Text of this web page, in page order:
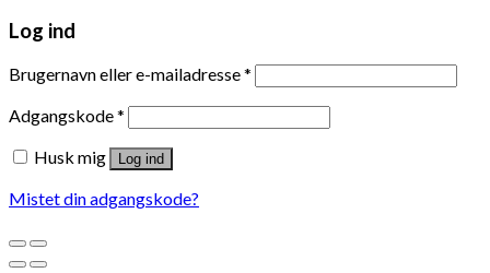
Log ind
Brugernavn eller e-mailadresse*
Adgangskode*
Husk mig
Log ind
Mistet din adgangskode?